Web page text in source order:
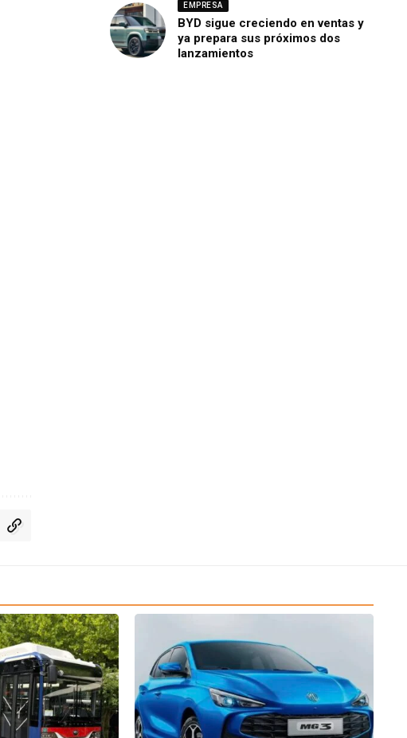
EMPRESA
BYD sigue creciendo en ventas y
ya prepara sus próximos dos
lanzamientos